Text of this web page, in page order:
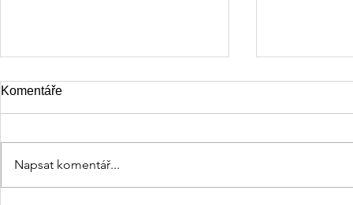
Odvaha být
Komentáře
Napsat komentář...